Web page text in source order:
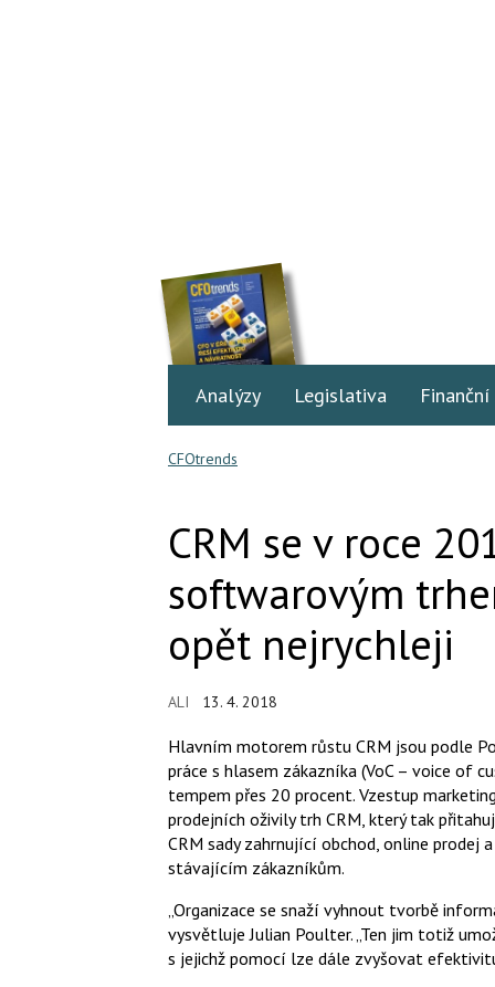
Analýzy Legislativa
CFOtrends
CRM se v roce
softwarovým
opět nejrychleji
ALI 13. 4. 2018
Hlavním motorem růstu CRM jsou podle
práce s hlasem zákazníka (VoC – voice of
tempem přes 20 procent. Vzestup
prodejních oživily trh CRM, který tak
CRM sady zahrnující obchod, online prodej
stávajícím zákazníkům.
„Organizace se snaží vyhnout tvorbě
vysvětluje Julian Poulter. „Ten jim totiž
s jejichž pomocí lze dále zvyšovat